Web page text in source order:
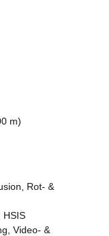
m)
Rot- &
HSIS
Video- &